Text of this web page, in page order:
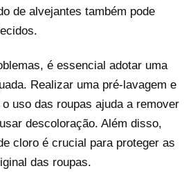
de alvejantes também pode
é essencial adotar uma
Realizar uma pré-lavagem e
uso das roupas ajuda a remover
descoloração. Além disso,
cloro é crucial para proteger as
das roupas.